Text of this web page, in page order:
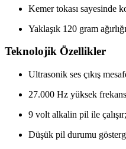
Kemer tokası sayesinde
Yaklaşık 120 gram
Teknolojik Özellikler
Ultrasonik ses çıkış
27.000 Hz yüksek
9 volt alkalin pil ile
Düşük pil durumu